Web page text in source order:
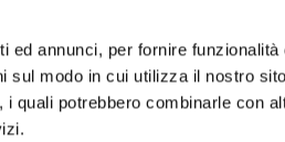
ed annunci, per fornire
sul modo in cui utilizza il nostro
quali potrebbero combinarle con